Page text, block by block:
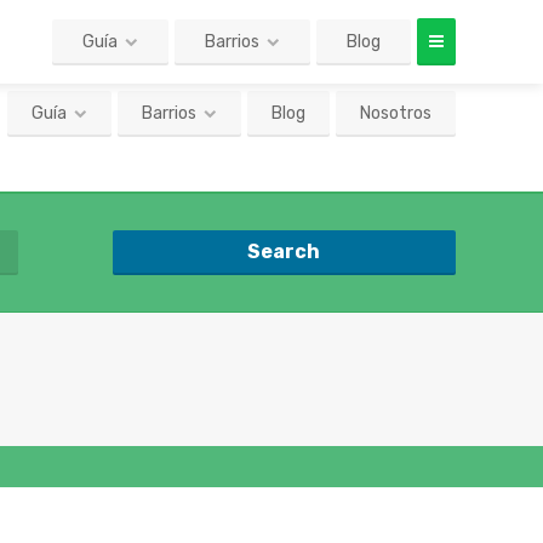
Guía Barrios Blog Nosotros
Search